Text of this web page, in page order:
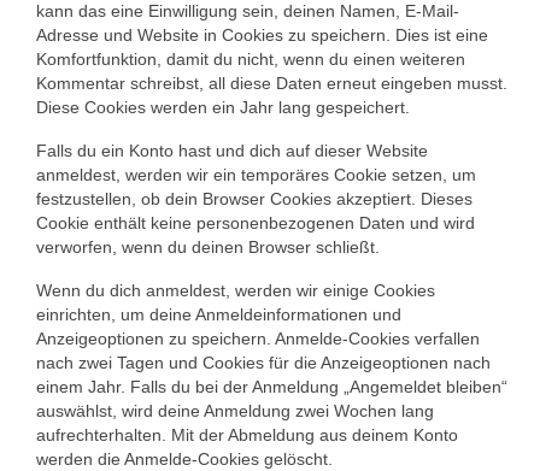
kann das eine Einwilligung sein, deinen Namen, E-Mail-
Adresse und Website in Cookies zu speichern. Dies ist eine
Komfortfunktion, damit du nicht, wenn du einen weiteren
Kommentar schreibst, all diese Daten erneut eingeben musst.
Diese Cookies werden ein Jahr lang gespeichert.
Falls du ein Konto hast und dich auf dieser Website
anmeldest, werden wir ein temporäres Cookie setzen, um
festzustellen, ob dein Browser Cookies akzeptiert. Dieses
Cookie enthält keine personenbezogenen Daten und wird
verworfen, wenn du deinen Browser schließt.
Wenn du dich anmeldest, werden wir einige Cookies
einrichten, um deine Anmeldeinformationen und
Anzeigeoptionen zu speichern. Anmelde-Cookies verfallen
nach zwei Tagen und Cookies für die Anzeigeoptionen nach
einem Jahr. Falls du bei der Anmeldung „Angemeldet bleiben“
auswählst, wird deine Anmeldung zwei Wochen lang
aufrechterhalten. Mit der Abmeldung aus deinem Konto
werden die Anmelde-Cookies gelöscht.